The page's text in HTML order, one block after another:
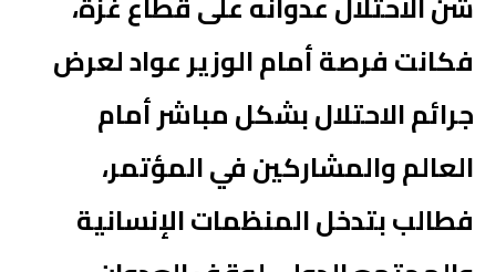
فكانت فرصة أمام الوزير عواد لعرض
جرائم الاحتلال بشكل مباشر أمام
العالم والمشاركين في المؤتمر،
فطالب بتدخل المنظمات الإنسانية